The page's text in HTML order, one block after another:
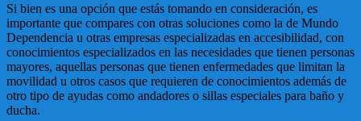
Si bien es una opción que estás tomando en consideración, es
importante que compares con otras soluciones como la de Mundo
Dependencia u otras empresas especializadas en accesibilidad, con
conocimientos especializados en las necesidades que tienen personas
mayores, aquellas personas que tienen enfermedades que limitan la
movilidad u otros casos que requieren de conocimientos además de
otro tipo de ayudas como andadores o sillas especiales para baño y
ducha.